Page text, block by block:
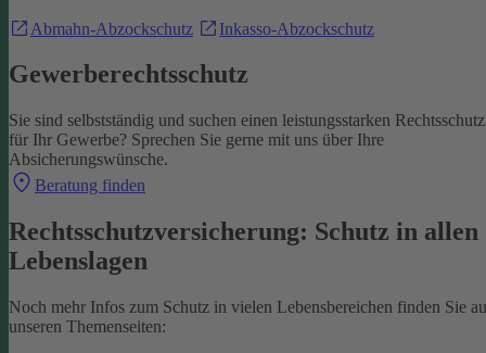
Abmahn-Abzockschutz Inkasso-Abzockschutz
Gewerberechtsschutz
Sie sind selbstständig und suchen einen leistungsstarken Rechtsschutz
für Ihr Gewerbe? Sprechen Sie gerne mit uns über Ihre
Absicherungswünsche.
Beratung finden
Rechtsschutzversicherung: Schutz in allen
Lebenslagen
Noch mehr Infos zum Schutz in vielen Lebensbereichen finden Sie
unseren Themenseiten: